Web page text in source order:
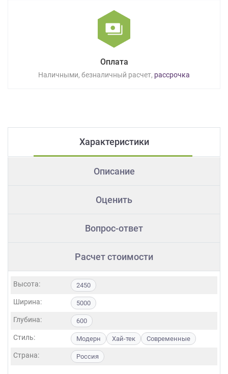
Оплата
Наличными, безналичный расчет, рассрочка
Характеристики
Описание
Оценить
Вопрос-ответ
Расчет стоимости
Высота: 2450
Ширина: 5000
Глубина: 600
Стиль: Модерн Хай-тек Современные
Страна: Россия